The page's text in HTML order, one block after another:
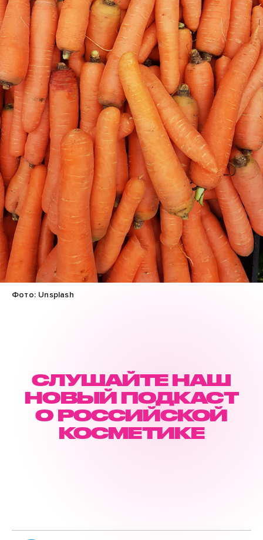
Фото: Unsplash
СЛУШАЙТЕ НАШ
НОВЫЙ ПОДКАСТ
О РОССИЙСКОЙ
КОСМЕТИКЕ